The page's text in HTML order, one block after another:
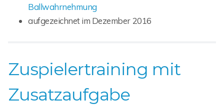
Ballwahrnehmung
aufgezeichnet im Dezember 2016
Zuspielertraining mit
Zusatzaufgabe